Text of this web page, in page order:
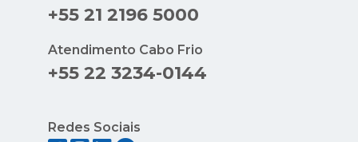
+55 21 2196 5000
Atendimento Cabo Frio
+55 22 3234-0144
Redes Sociais